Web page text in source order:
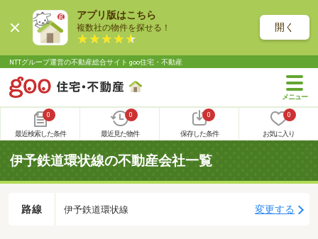
アプリ版はこちら
複数社の物件を探せる！ 開く
NTTグループ運営の不動産総合サイト goo住宅・不動産
0
最近検索した条件
0
最近見た物件
0
保存した条件
0
お気に入り
伊予鉄道環状線の不動産会社一覧
路線 伊予鉄道環状線 変更する